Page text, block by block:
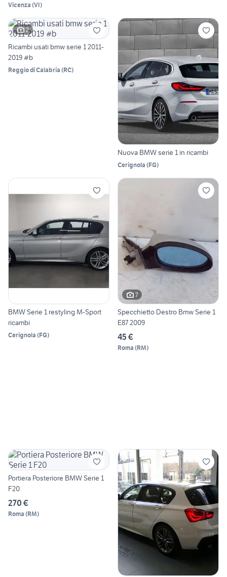
Vicenza (VI)
2
Ricambi usati bmw serie 1 2011-
2019 #b
Reggio di Calabria (RC)
Nuova BMW serie 1 in ricambi
Cerignola (FG)
BMW Serie 1 restyling M-Sport
ricambi
Cerignola (FG)
7
Specchietto Destro Bmw Serie 1
E87 2009
45 €
Roma (RM)
Portiera Posteriore BMW Serie 1
F20
270 €
Roma (RM)